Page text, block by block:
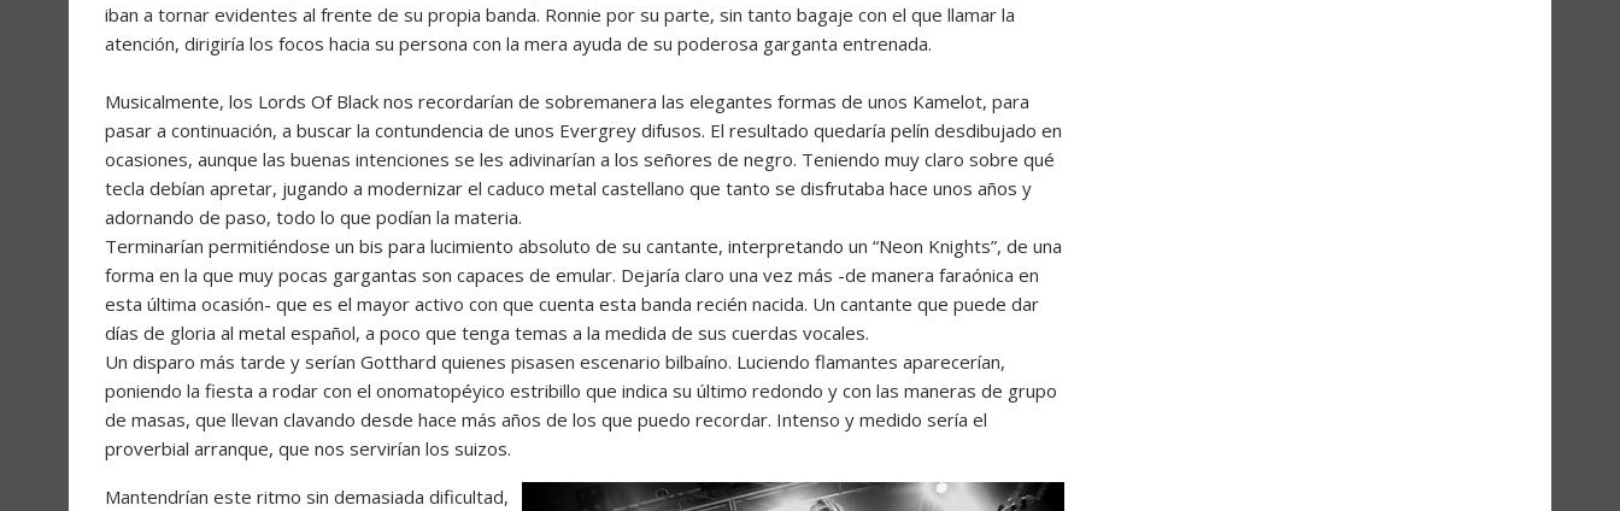
iban a tornar evidentes al frente de su propia banda. Ronnie por su parte, sin tanto bagaje con el que llamar la
atención, dirigiría los focos hacia su persona con la mera ayuda de su poderosa garganta entrenada.
Musicalmente, los Lords Of Black nos recordarían de sobremanera las elegantes formas de unos Kamelot, para
pasar a continuación, a buscar la contundencia de unos Evergrey difusos. El resultado quedaría pelín desdibujado en
ocasiones, aunque las buenas intenciones se les adivinarían a los señores de negro. Teniendo muy claro sobre qué
tecla debían apretar, jugando a modernizar el caduco metal castellano que tanto se disfrutaba hace unos años y
adornando de paso, todo lo que podían la materia.
Terminarían permitiéndose un bis para lucimiento absoluto de su cantante, interpretando un “Neon Knights”, de una
forma en la que muy pocas gargantas son capaces de emular. Dejaría claro una vez más -de manera faraónica en
esta última ocasión- que es el mayor activo con que cuenta esta banda recién nacida. Un cantante que puede dar
días de gloria al metal español, a poco que tenga temas a la medida de sus cuerdas vocales.
Un disparo más tarde y serían Gotthard quienes pisasen escenario bilbaíno. Luciendo flamantes aparecerían,
poniendo la fiesta a rodar con el onomatopéyico estribillo que indica su último redondo y con las maneras de grupo
de masas, que llevan clavando desde hace más años de los que puedo recordar. Intenso y medido sería el
proverbial arranque, que nos servirían los suizos.
Mantendrían este ritmo sin demasiada dificultad,